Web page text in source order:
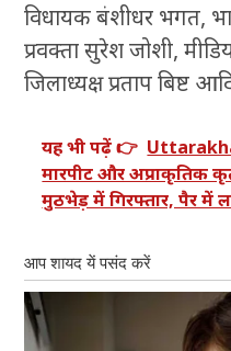
विधायक बंशीधर भगत,
प्रवक्ता सुरेश जोशी,
जिलाध्यक्ष प्रताप बिष्ट
यह भी पढ़ें 👉
मारपीट और अप्राकृतिक
मुठभेड़ में गिरफ्तार, पैर में